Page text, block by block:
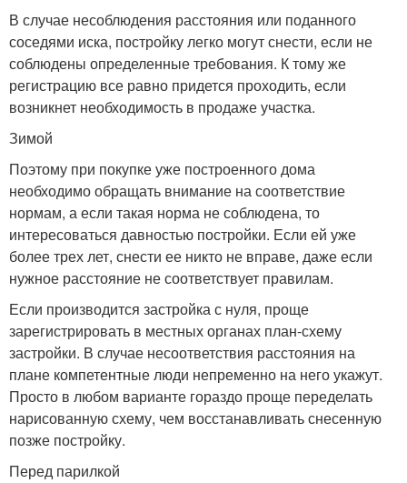
В случае несоблюдения расстояния или поданного
соседями иска, постройку легко могут снести, если не
соблюдены определенные требования. К тому же
регистрацию все равно придется проходить, если
возникнет необходимость в продаже участка.
Зимой
Поэтому при покупке уже построенного дома
необходимо обращать внимание на соответствие
нормам, а если такая норма не соблюдена, то
интересоваться давностью постройки. Если ей уже
более трех лет, снести ее никто не вправе, даже если
нужное расстояние не соответствует правилам.
Если производится застройка с нуля, проще
зарегистрировать в местных органах план-схему
застройки. В случае несоответствия расстояния на
плане компетентные люди непременно на него укажут.
Просто в любом варианте гораздо проще переделать
нарисованную схему, чем восстанавливать снесенную
позже постройку.
Перед парилкой